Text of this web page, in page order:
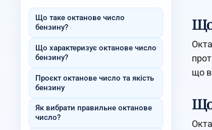
Що таке октанове число
бензину?
Що характеризує октанове число
бензину?
Проєкт октанове число та якість
бензину
Як вибрати правильне октанове
число?
Що
що
Що